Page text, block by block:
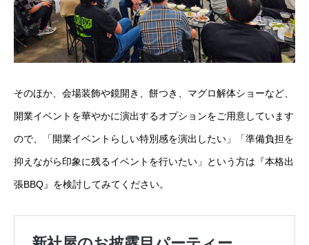
そのほか、 会場装飾や鏡開き、餅つき、マグロ解体ショーなど、
開業イベントを華やかに演出するオプションをご用意しています
ので、「開業イベントらしい特別感を演出したい」「準備負担を
抑えながら印象に残るイベントを行いたい」という方は『本格出
張BBQ』を検討してみてください。